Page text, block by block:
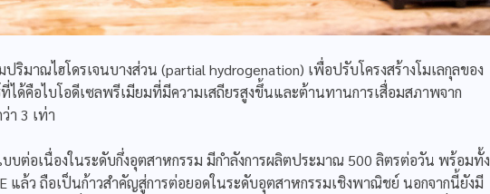
มาณไฮโดรเจนบางส่วน (partial hydrogenation) เพื่อปรับโครงสร้างโมเลกุลของ
ได้คือไบโอดีเซลพรีเมียมที่มีความเสถียรสูงขึ้นและต้านทานการเสื่อมสภาพจาก
า 3 เท่า
บต่อเนื่องในระดับกึ่งอุตสาหกรรม มีกำลังการผลิตประมาณ 500 ลิตรต่อวัน พร้อมทั้ง
แล้ว ถือเป็นก้าวสำคัญสู่การต่อยอดในระดับอุตสาหกรรมเชิงพาณิชย์ นอกจากนี้ยังมี